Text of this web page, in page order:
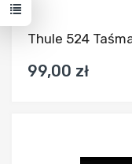
Thule 524
99,00 zł